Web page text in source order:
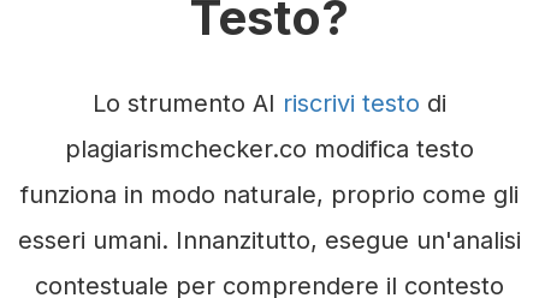
Testo?
Lo strumento AI riscrivi testo di
plagiarismchecker.co modifica testo
funziona in modo naturale, proprio come gli
esseri umani. Innanzitutto, esegue un'analisi
contestuale per comprendere il contesto